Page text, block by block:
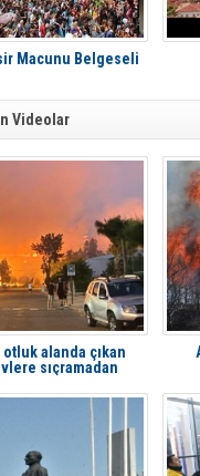
Macunu Belgeseli
Videolar
otluk alanda çıkan
sıçramadan